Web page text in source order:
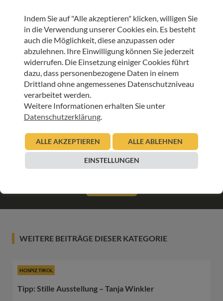
SCHLAGWORTE
AUSSTELLUNG HEIMAT
HOSPIZHAUS TIROL
HYPO TIROL
JOHANNES MARIA PITTL
ARTIKEL TEILEN
JETZT ONLINE SPENDEN & LIEBEVOLLE BEGLEITUNG
SCHENKEN
WEITERE BEITRÄGE DIESER KATEGORIE
HOSPIZ TIROL
Tipp: Stille Ausstellung – Tanja Winkler
Indem Sie auf "Alle akzeptieren" klicken, willigen Sie
in die Verwendung unserer Cookies ein. Es besteht
auch die Möglichkeit, diese anzupassen oder
abzulehnen. Ihre Einwilligung können Sie jederzeit
widerrufen. Die Einsetzung einiger Cookies führt
dazu, dass personenbezogene Daten in einem
Drittland ohne angemessenes Datenschutzniveau
verarbeitet werden.
Weitere Informationen erhalten Sie unter
Datenschutzerklärung.
ALLE AKZEPTIEREN ALLE ABLEHNEN
EINSTELLUNGEN